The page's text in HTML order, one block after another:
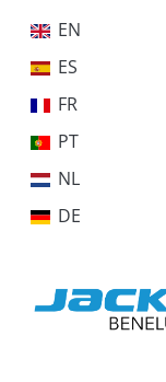
EN
ES
FR
PT
NL
DE